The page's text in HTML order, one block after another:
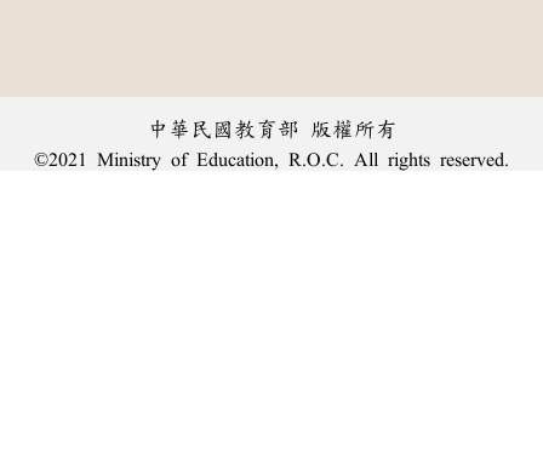
中華民國教育部 版權所有
©2021 Ministry of Education, R.O.C. All rights reserved.